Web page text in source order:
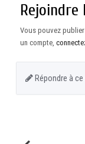
Vous pouvez
un compte,
Répondre à